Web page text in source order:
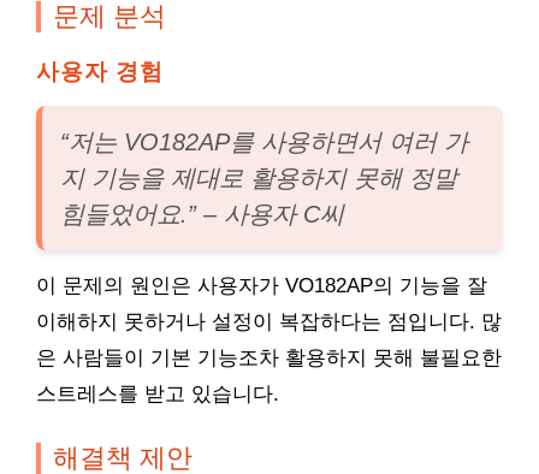
문제 분석
사용자 경험
“저는 VO182AP를 사용하면서 여러 가
지 기능을 제대로 활용하지 못해 정말
힘들었어요.” – 사용자 C씨
이 문제의 원인은 사용자가 VO182AP의 기능을 잘
이해하지 못하거나 설정이 복잡하다는 점입니다. 많
은 사람들이 기본 기능조차 활용하지 못해 불필요한
스트레스를 받고 있습니다.
해결책 제안